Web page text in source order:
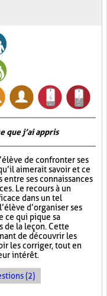
que j’ai appris
de confronter ses
aimerait savoir et ce
entre ses connaissances
Le recours à un
dans un tel
d’organiser ses
ce qui pique sa
de la leçon. Cette
de découvrir les
les corriger, tout en
intérêt.
(2)